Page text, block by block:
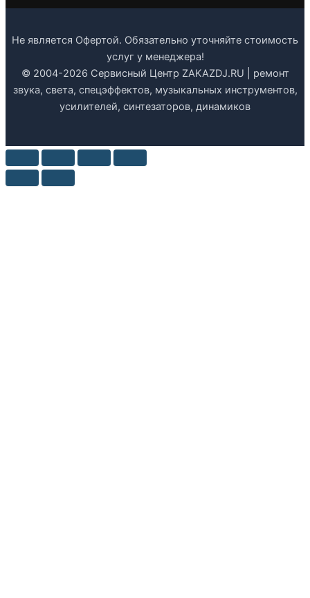
Не является Офертой. Обязательно уточняйте стоимость
услуг у менеджера!
© 2004-2026 Сервисный Центр ZAKAZDJ.RU | ремонт
звука, света, спецэффектов, музыкальных инструментов,
усилителей, синтезаторов, динамиков